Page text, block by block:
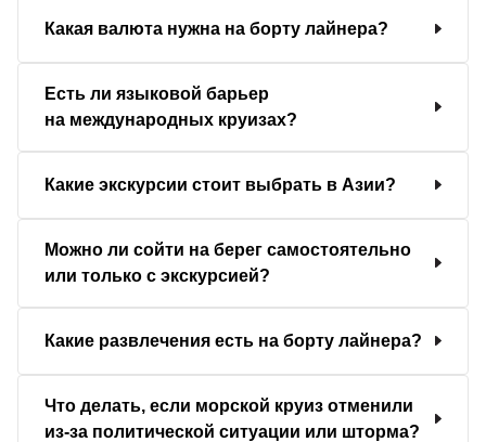
Какая валюта нужна на борту лайнера?
Есть ли языковой барьер
на международных круизах?
Какие экскурсии стоит выбрать в Азии?
Можно ли сойти на берег самостоятельно
или только с экскурсией?
Какие развлечения есть на борту лайнера?
Что делать, если морской круиз отменили
из-за политической ситуации или шторма?